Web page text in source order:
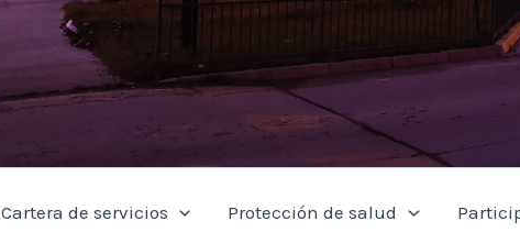
Cartera de servicios Protección de salud